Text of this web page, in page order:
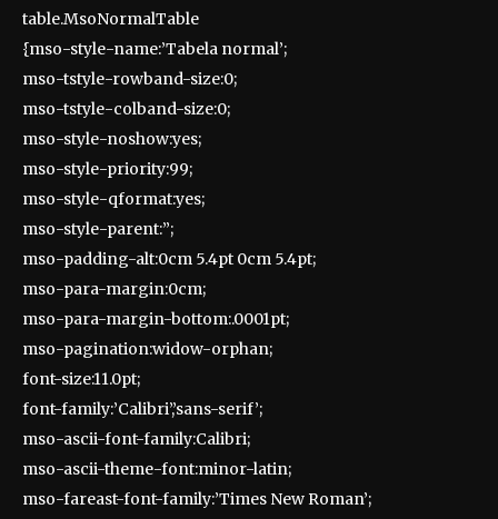
table.MsoNormalTable
{mso-style-name:’Tabela normal’;
mso-tstyle-rowband-size:0;
mso-tstyle-colband-size:0;
mso-style-noshow:yes;
mso-style-priority:99;
mso-style-qformat:yes;
mso-style-parent:”;
mso-padding-alt:0cm 5.4pt 0cm 5.4pt;
mso-para-margin:0cm;
mso-para-margin-bottom:.0001pt;
mso-pagination:widow-orphan;
font-size:11.0pt;
font-family:’Calibri’,’sans-serif’;
mso-ascii-font-family:Calibri;
mso-ascii-theme-font:minor-latin;
mso-fareast-font-family:’Times New Roman’;